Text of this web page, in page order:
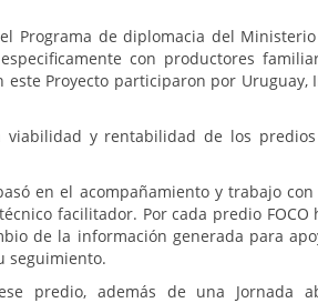
Programa de diplomacia del
con productores
Proyecto participaron por Uruguay,
y rentabilidad de los
en el acompañamiento y trabajo con
facilitador. Por cada predio
de la información generada para
seguimiento.
predio, además de una Jornada